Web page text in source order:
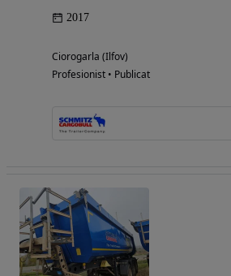
2017
Ciorogarla (Ilfov)
Profesionist • Publicat